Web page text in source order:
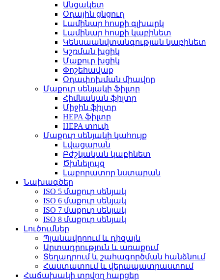
Անցակետ
Օդային ցնցուղ
Լամինար հոսքի գլխարկ
Լամինար հոսքի կաբինետ
Կենսաանվտանգության կաբինետ
Կշռման խցիկ
Մաքուր խցիկ
Փոշեհավաք
Օդափոխման միավոր
Մաքուր սենյակի ֆիլտր
Հիմնական ֆիլտր
Միջին ֆիլտր
HEPA ֆիլտր
HEPA տուփ
Մաքուր սենյակի կահույք
Լվացարան
Բժշկական կաբինետ
Ծխնելույզ
Լաբորատոր նստարան
Նախագծեր
ISO 5 մաքուր սենյակ
ISO 6 մաքուր սենյակ
ISO 7 մաքուր սենյակ
ISO 8 մաքուր սենյակ
Լուծումներ
Պլանավորում և դիզայն
Արտադրություն և առաքում
Տեղադրում և շահագործման հանձնում
Հաստատում և վերապատրաստում
Հաճախակի տրվող հարցեր